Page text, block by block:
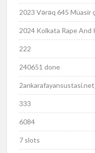
2023 Vərəq 645 Müasir
2024 Kolkata Rape And
222
240651 done
333
6084
7 slots